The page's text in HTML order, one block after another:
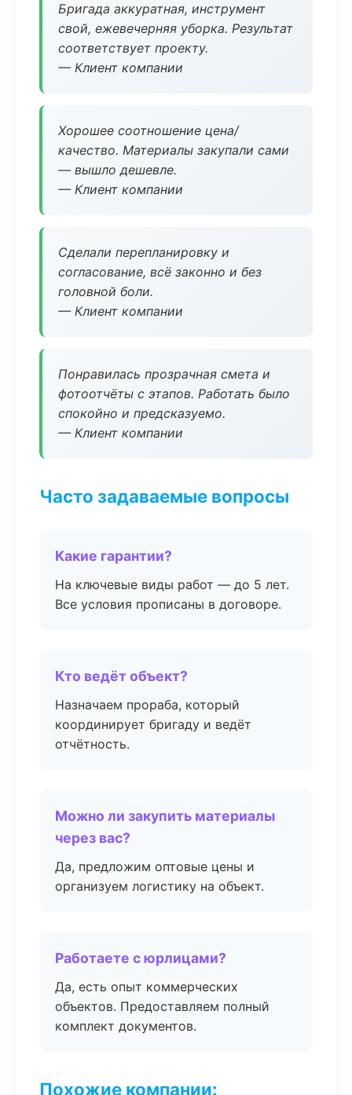
Бригада аккуратная, инструмент
свой, ежевечерняя уборка. Результат
соответствует проекту.
— Клиент компании
Хорошее соотношение цена/
качество. Материалы закупали сами
— вышло дешевле.
— Клиент компании
Сделали перепланировку и
согласование, всё законно и без
головной боли.
— Клиент компании
Понравилась прозрачная смета и
фотоотчёты с этапов. Работать было
спокойно и предсказуемо.
— Клиент компании
Часто задаваемые вопросы
Какие гарантии?
На ключевые виды работ — до 5 лет.
Все условия прописаны в договоре.
Кто ведёт объект?
Назначаем прораба, который
координирует бригаду и ведёт
отчётность.
Можно ли закупить материалы
через вас?
Да, предложим оптовые цены и
организуем логистику на объект.
Работаете с юрлицами?
Да, есть опыт коммерческих
объектов. Предоставляем полный
комплект документов.
Похожие компании: